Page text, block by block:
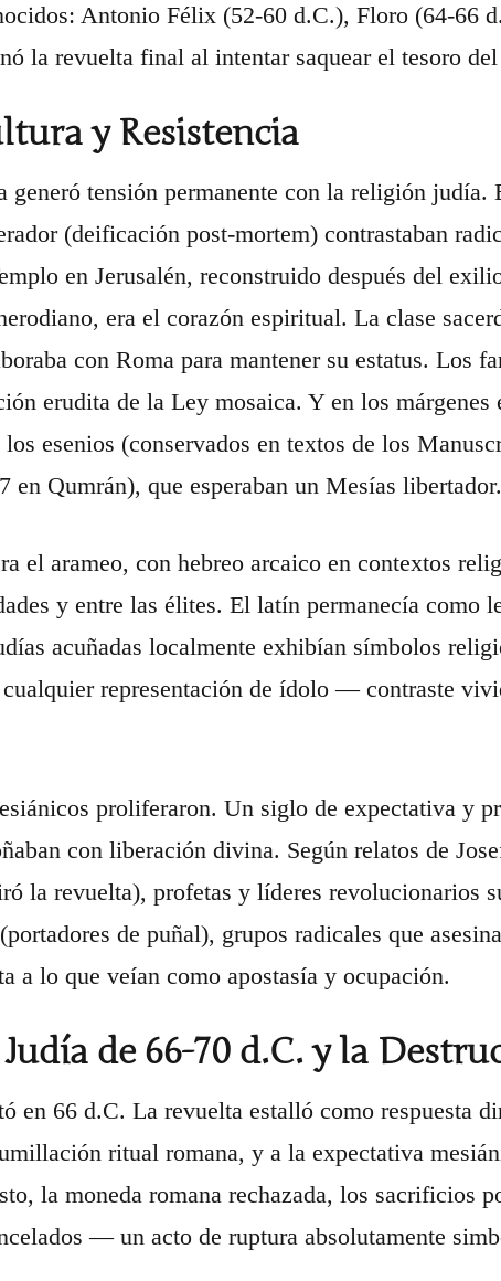
Antonio Félix (52-60 d.C.), Floro (64-66
la revuelta final al intentar saquear el tesoro
y Resistencia
generó tensión permanente con la religión
(deificación post-mortem) contrastaban
en Jerusalén, reconstruido después del
era el corazón espiritual. La clase
con Roma para mantener su estatus. Los
erudita de la Ley mosaica. Y en los márgenes
esenios (conservados en textos de los
en Qumrán), que esperaban un Mesías libertador.
el arameo, con hebreo arcaico en contextos
y entre las élites. El latín permanecía como
acuñadas localmente exhibían símbolos
representación de ídolo — contraste
proliferaron. Un siglo de expectativa y
con liberación divina. Según relatos de
la revuelta), profetas y líderes revolucionarios
de puñal), grupos radicales que
a lo que veían como apostasía y ocupación.
de 66-70 d.C. y la
en 66 d.C. La revuelta estalló como respuesta
ritual romana, y a la expectativa
la moneda romana rechazada, los sacrificios
— un acto de ruptura absolutamente